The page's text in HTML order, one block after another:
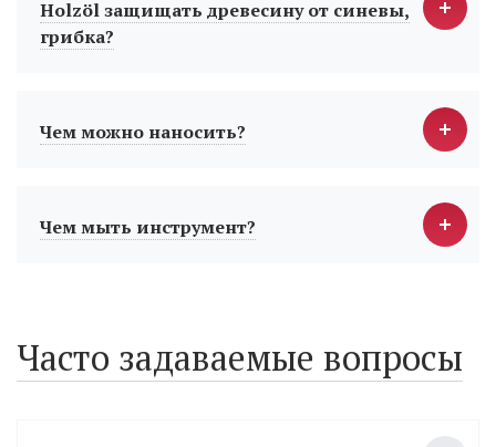
Holzöl защищать древесину от синевы,
грибка?
Чем можно наносить?
Чем мыть инструмент?
Часто задаваемые вопросы